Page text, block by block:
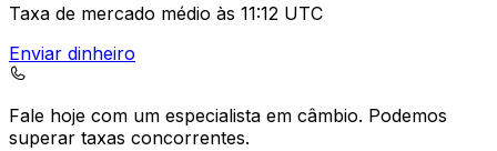
Taxa de mercado médio às 11:12 UTC
Enviar dinheiro
Fale hoje com um especialista em câmbio. Podemos
superar taxas concorrentes.